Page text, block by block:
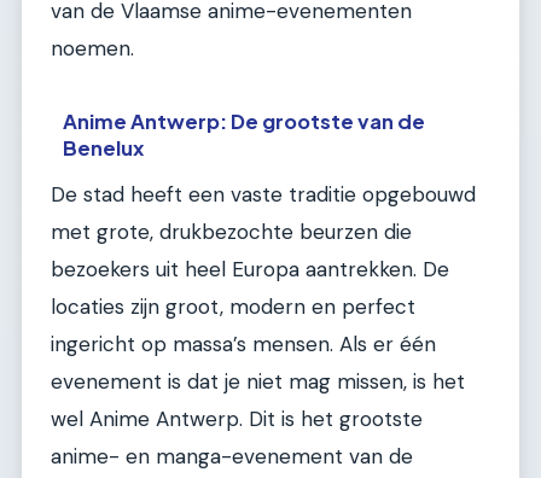
van de Vlaamse anime-evenementen
noemen.
Anime Antwerp: De grootste van de
Benelux
De stad heeft een vaste traditie opgebouwd
met grote, drukbezochte beurzen die
bezoekers uit heel Europa aantrekken. De
locaties zijn groot, modern en perfect
ingericht op massa’s mensen. Als er één
evenement is dat je niet mag missen, is het
wel Anime Antwerp. Dit is het grootste
anime- en manga-evenement van de